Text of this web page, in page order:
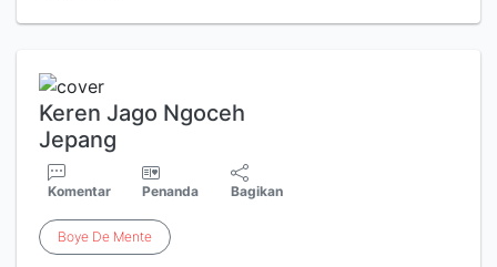
Keren Jago Ngoceh
Jepang
Komentar Penanda Bagikan
Boye De Mente